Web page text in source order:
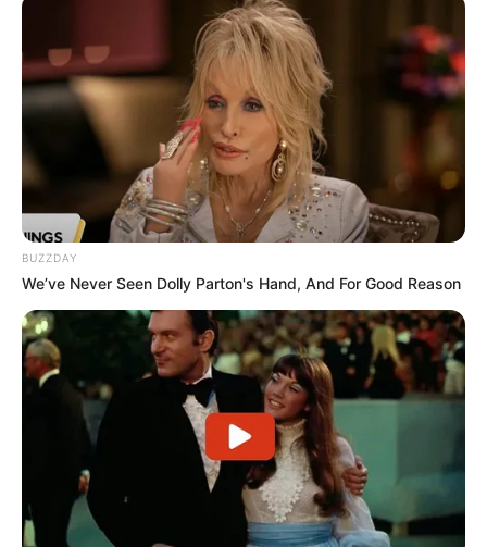
BUZZDAY
We’ve Never Seen Dolly Parton's Hand, And For Good Reason